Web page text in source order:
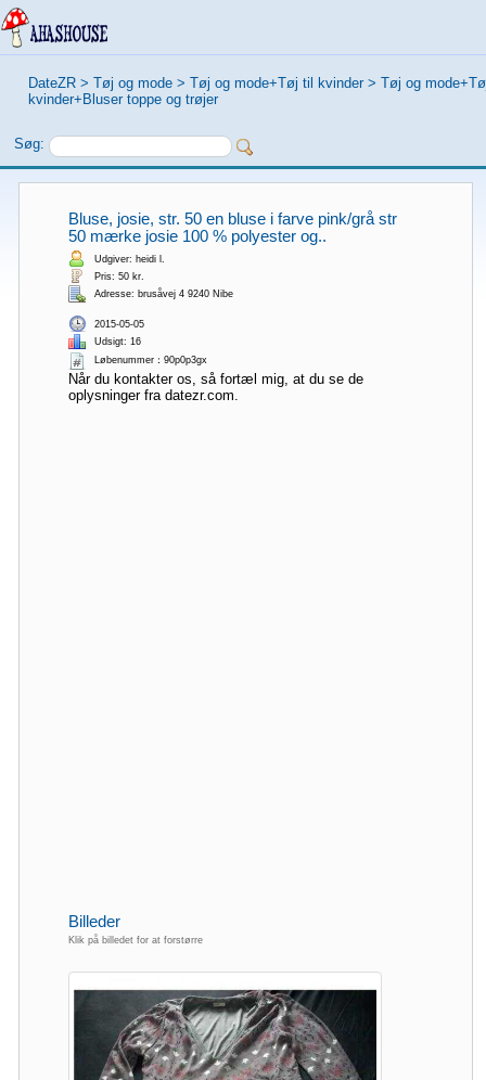
DateZR > Tøj og mode > Tøj og mode+Tøj til kvinder > Tøj og
kvinder+Bluser toppe og trøjer
Søg:
Bluse, josie, str. 50 en bluse i farve pink/grå str
50 mærke josie 100 % polyester og..
Udgiver: heidi l.
Pris: 50 kr.
Adresse: brusåvej 4 9240 Nibe
2015-05-05
Udsigt: 16
Løbenummer：90p0p3gx
Når du kontakter os, så fortæl mig, at du se de
oplysninger fra datezr.com.
Billeder
Klik på billedet for at forstørre